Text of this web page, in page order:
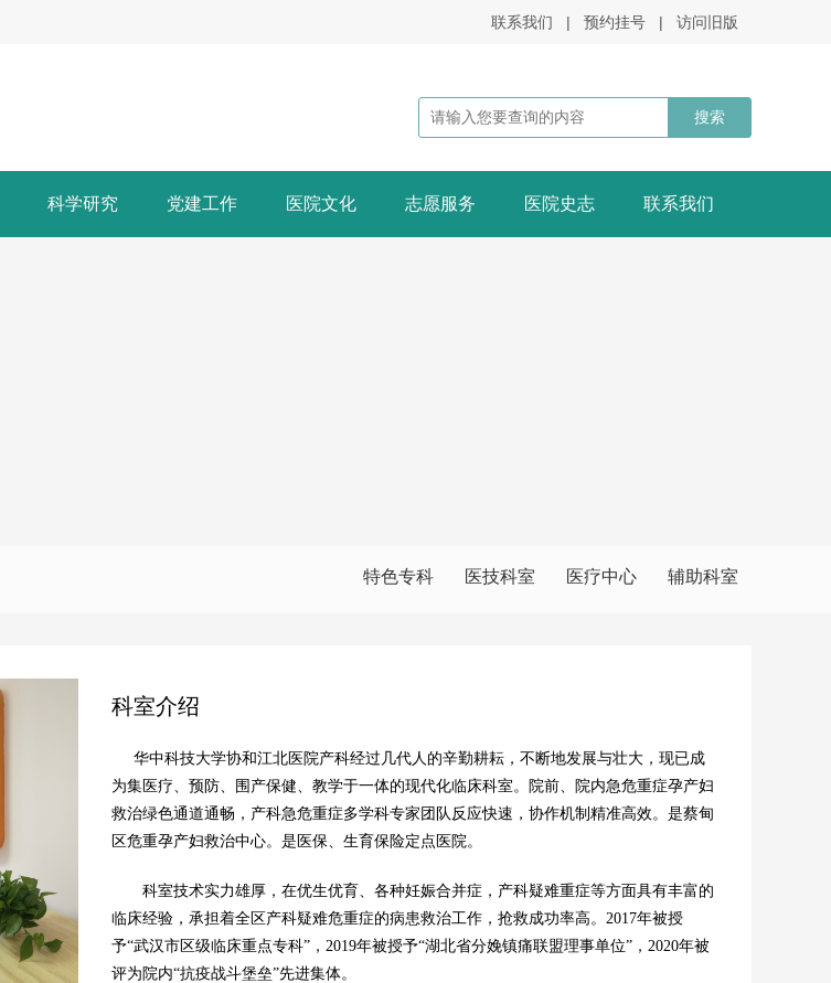
联系我们 | 预约挂号 | 访问旧版
科学研究 党建工作 医院文化 志愿服务 医院史志 联系我们
特色专科 医技科室 医疗中心 辅助科室
科室介绍
华中科技大学协和江北医院产科经过几代人的辛勤耕耘，不断地发展与壮大，现已成
为集医疗、预防、围产保健、教学于一体的现代化临床科室。院前、院内急危重症孕产妇
救治绿色通道通畅，产科急危重症多学科专家团队反应快速，协作机制精准高效。是蔡甸
区危重孕产妇救治中心。是医保、生育保险定点医院。
科室技术实力雄厚，在优生优育、各种妊娠合并症，产科疑难重症等方面具有丰富的
临床经验，承担着全区产科疑难危重症的病患救治工作，抢救成功率高。2017年被授
予“武汉市区级临床重点专科”，2019年被授予“湖北省分娩镇痛联盟理事单位”，2020年被
评为院内“抗疫战斗堡垒”先进集体。